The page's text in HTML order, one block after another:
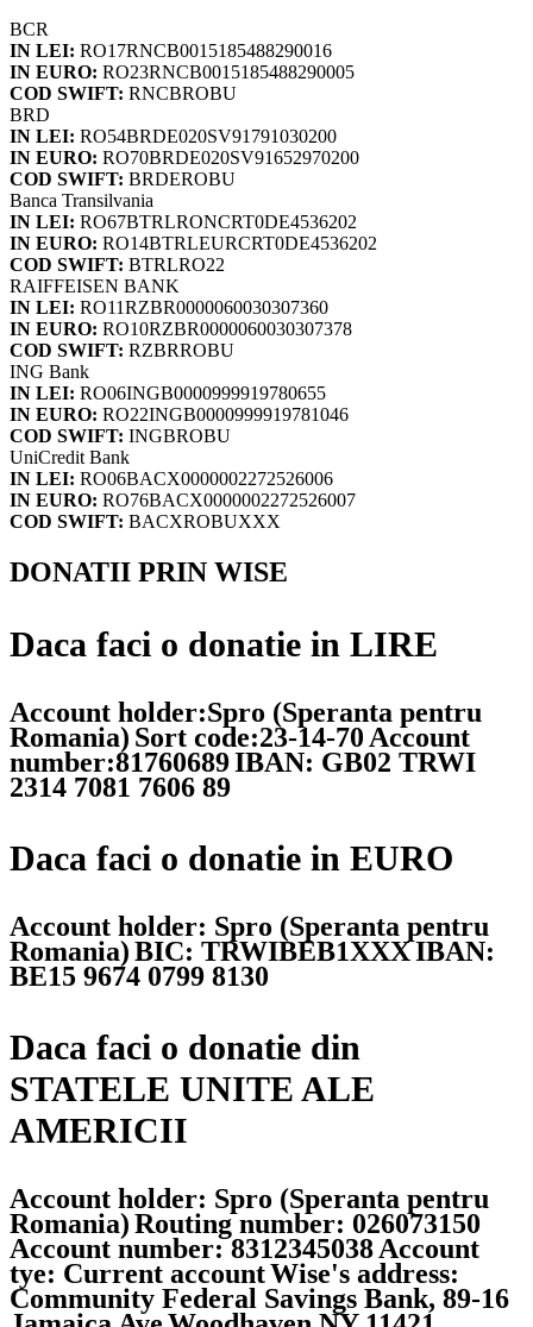
BCR
IN LEI: RO17RNCB0015185488290016
IN EURO: RO23RNCB0015185488290005
COD SWIFT: RNCBROBU
BRD
IN LEI: RO54BRDE020SV91791030200
IN EURO: RO70BRDE020SV91652970200
COD SWIFT: BRDEROBU
Banca Transilvania
IN LEI: RO67BTRLRONCRT0DE4536202
IN EURO: RO14BTRLEURCRT0DE4536202
COD SWIFT: BTRLRO22
RAIFFEISEN BANK
IN LEI: RO11RZBR0000060030307360
IN EURO: RO10RZBR0000060030307378
COD SWIFT: RZBRROBU
ING Bank
IN LEI: RO06INGB0000999919780655
IN EURO: RO22INGB0000999919781046
COD SWIFT: INGBROBU
UniCredit Bank
IN LEI: RO06BACX0000002272526006
IN EURO: RO76BACX0000002272526007
COD SWIFT: BACXROBUXXX
DONATII PRIN WISE
Daca faci o donatie in LIRE
Account holder:Spro (Speranta pentru
Romania) Sort code:23-14-70Account
number:81760689IBAN: GB02 TRWI
2314 7081 7606 89
Daca faci o donatie in EURO
Account holder: Spro (Speranta pentru
Romania)BIC: TRWIBEB1XXXIBAN:
BE15 9674 0799 8130
Daca faci o donatie din
STATELE UNITE ALE
AMERICII
Account holder: Spro (Speranta pentru
Romania)Routing number: 026073150
Account number: 8312345038Account
tye: Current accountWise's address:
Community Federal Savings Bank, 89-16